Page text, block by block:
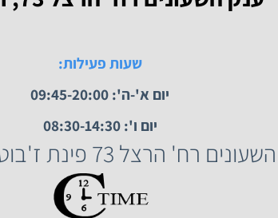
ענק השעונים רח' הרצל 73, רמת גן.
שעות פעילות:
יום א'-ה': 09:45-20:00
יום ו': 08:30-14:30